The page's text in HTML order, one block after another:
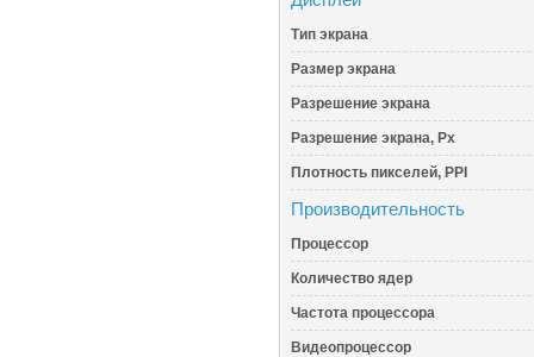
Тип экрана
Размер экрана
Разрешение экрана
Разрешение экрана, Px
Плотность пикселей, PPI
Производительность
Процессор
Количество ядер
Частота процессора
Видеопроцессор